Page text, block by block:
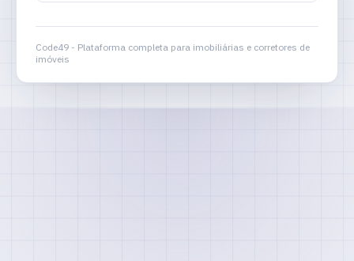
Code49 - Plataforma completa para imobiliárias e corretores de
imóveis